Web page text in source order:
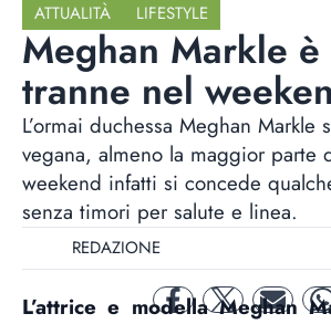
ATTUALITÀ LIFESTYLE
Meghan Markle è
tranne nel
L’ormai duchessa Meghan Markle
vegana, almeno la maggior parte
weekend infatti si concede
senza timori per salute e linea.
REDAZIONE
facebooktwitter mail
L’attrice e modella Meghan